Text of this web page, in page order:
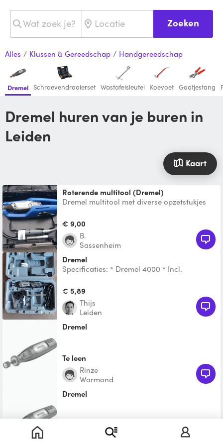
Zoeken
Alles / Klussen & Gereedschap / Handgereedschap
Dremel Schroevendraaierset Wastafelsleutel Koevoet Gaatjestang
Dremel huren van je buren in
Leiden
Kaart
roterende multitool (Dremel)
Dremel multitool met diverse opzetstukjes
specs op inte
€ 9,00
B.
Sassenheim
Dremel
Specificaties: * Dremel 4000 * Incl.
opzetgereedschappen
€ 5,89
Thijs
Leiden
Dremel
Te leen
Rinze
Warmond
Dremel